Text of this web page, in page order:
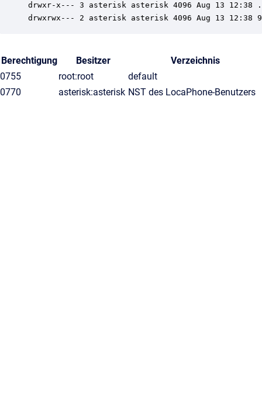
drwxr-x--- 3 asterisk asterisk 4096 Aug 13 12:38
drwxrwx--- 2 asterisk asterisk 4096 Aug 13 12:38
Berechtigung Besitzer
Verzeichnis
0755
root:root
default
0770
asterisk:asterisk NST des LocaPhone-Benutzers